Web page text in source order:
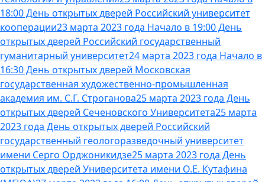
18:00 День открытых дверей Российский университет
кооперации23 марта 2023 года Начало в 19:00 День
открытых дверей Российский государственный
гуманитарный университет24 марта 2023 года Начало в
16:30 День открытых дверей Московская
государственная художественно-промышленная
академия им. С.Г. Строганова25 марта 2023 года День
открытых дверей Сеченовского Университета25 марта
2023 года День открытых дверей Российский
государственный геологоразведочный университет
имени Серго Орджоникидзе25 марта 2023 года День
открытых дверей Университета имени О.Е. Кутафина